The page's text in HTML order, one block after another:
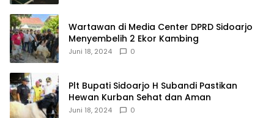
Wartawan di Media Center DPRD Sidoarjo
Menyembelih 2 Ekor Kambing
Juni 18, 2024 0
Plt Bupati Sidoarjo H Subandi Pastikan
Hewan Kurban Sehat dan Aman
Juni 18, 2024 0